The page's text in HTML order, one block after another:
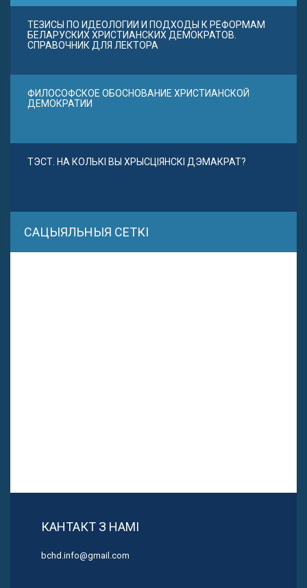
ТЕЗИСЫ ПО ИДЕОЛОГИИ И ПОДХОДЫ К РЕФОРМАМ
БЕЛАРУСКИХ ХРИСТИАНСКИХ ДЕМОКРАТОВ.
СПРАВОЧНИК ДЛЯ ЛЕКТОРА
ФИЛОСОФСКОЕ ОБОСНОВАНИЕ ХРИСТИАНСКОЙ
ДЕМОКРАТИИ
ТЭСТ. НА КОЛЬКІ ВЫ ХРЫСЦІЯНСКІ ДЭМАКРАТ?
САЦЫЯЛЬНЫЯ СЕТКІ
КАНТАКТ З НАМІ
bchd.info@gmail.com